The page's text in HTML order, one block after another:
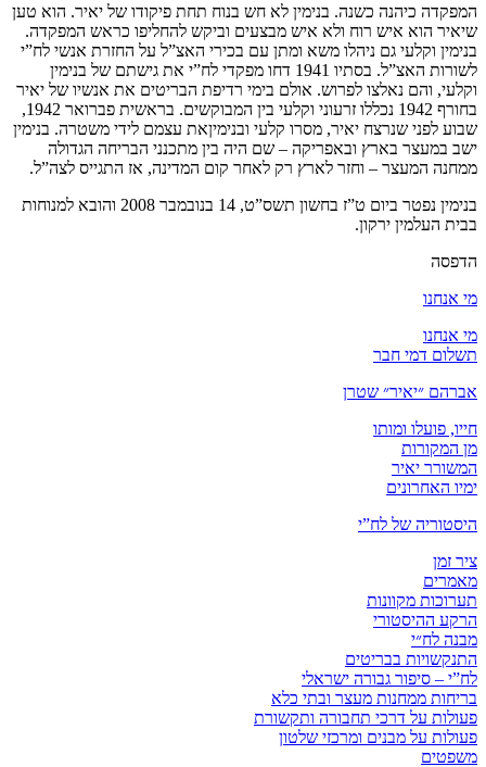
המפקדה כיהנה כשנה. בנימין לא חש בנוח תחת פיקודו של יאיר. הוא טען
שיאיר הוא איש רוח ולא איש מבצעים וביקש להחליפו כראש המפקדה.
בנימין וקלעי גם ניהלו משא ומתן עם בכירי האצ”ל על החזרת אנשי לח”י
לשורות האצ”ל. בסתיו 1941 דחו מפקדי לח”י את גישתם של בנימין
וקלעי, והם נאלצו לפרוש. אולם בימי רדיפת הבריטים את אנשיו של יאיר
בחורף 1942 נכללו זרעוני וקלעי בין המבוקשים. בראשית פברואר 1942,
שבוע לפני שנרצח יאיר, מסרו קלעי ובנימיןאת עצמם לידי משטרה. בנימין
ישב במעצר בארץ ובאפריקה – שם היה בין מתכנני הבריחה הגדולה
ממחנה המעצר – וחזר לארץ רק לאחר קום המדינה, אז התגייס לצה”ל.
בנימין נפטר ביום ט”ז בחשון תשס”ט, 14 בנובמבר 2008 והובא למנוחות
בבית העלמין ירקון.
הדפסה
מי אנחנו
מי אנחנו
תשלום דמי חבר
אברהם ״יאיר״ שטרן
חייו, פועלו ומותו
מן המקורות
המשורר יאיר
ימיו האחרונים
היסטוריה של לח”י
ציר זמן
מאמרים
תערוכות מקוונות
הרקע ההיסטורי
מבנה לח״י
התנקשויות בבריטים
לח”י – סיפור גבורה ישראלי
בריחות ממחנות מעצר ובתי כלא
פעולות על דרכי תחבורה ותקשורת
פעולות על מבנים ומרכזי שלטון
משפטים